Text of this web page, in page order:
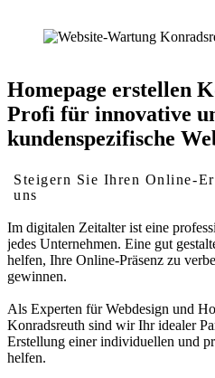
Homepage erstellen
Profi für innovative
kundenspezifische
Steigern Sie Ihren Online-
uns
Im digitalen Zeitalter ist eine
jedes Unternehmen. Eine gut
helfen, Ihre Online-Präsenz zu
gewinnen.
Als Experten für Webdesign und
Konradsreuth sind wir Ihr idealer
Erstellung einer individuellen und
helfen.